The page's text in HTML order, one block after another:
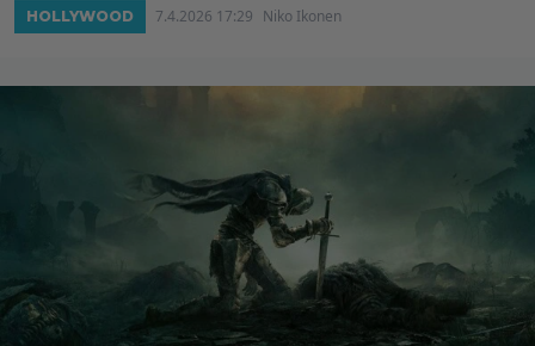
HOLLYWOOD 7.4.2026 17:29 Niko Ikonen